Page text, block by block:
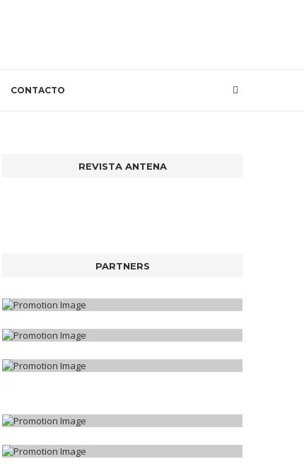
CONTACTO
REVISTA ANTENA
PARTNERS